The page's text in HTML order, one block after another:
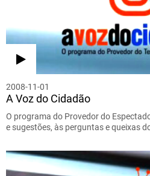
2008-11-01
A Voz do Cidadão
O programa do Provedor do
e sugestões, às perguntas e queixas